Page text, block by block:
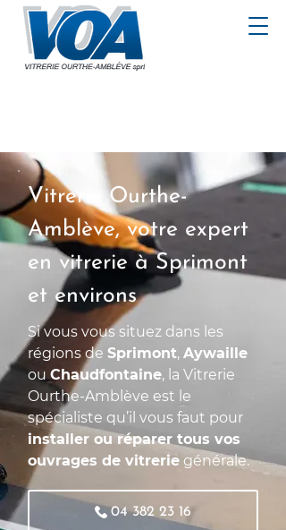
Vitrerie Ourthe-
Amblève, votre expert
en vitrerie à Sprimont
et environs
Si vous vous situez dans les
régions de Sprimont, Aywaille
ouChaudfontaine, la Vitrerie
Ourthe-Amblève est le
spécialiste qu’il vous faut pour
installer ou réparer tous vos
ouvrages de vitrerie générale.
04 382 23 16